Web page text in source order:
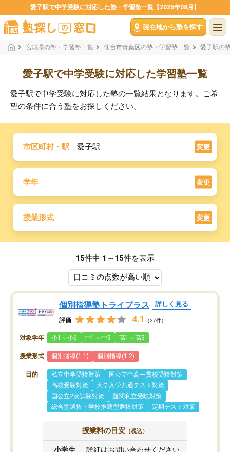
愛子駅で中学受験に対応した塾・学習塾一覧【2026年08月】
現在地から塾を探す
宮城県の塾・学習塾一覧 仙台市青葉区の塾・学習塾一覧 愛子駅の
愛子駅で中学受験に対応した学習塾一覧
愛子駅で中学受験に対応した塾の一覧結果となります。ご希
望の条件に合う塾をお探しください。
市区町村・駅 愛子駅 変更
学年 変更
授業形式 変更
15件中 1～15件を表示
個別指導塾トライプラス 詳しく見る
評価 4.1 （27件）
対象学年 小1～小6 中1～中3 高1～高3
授業形式 個別指導(1:1) 個別指導(1:2)
目的 私立中学受験対策
国公立中高一貫校受験対策
高校受験対策
大学入学共通テスト対策
国公立2次試験対策
難関私立受験対策
総合型選抜・学校推薦型選抜対策
定期テスト対策
授業料の目安 （税込）
小学生 詳細はお問い合わせください